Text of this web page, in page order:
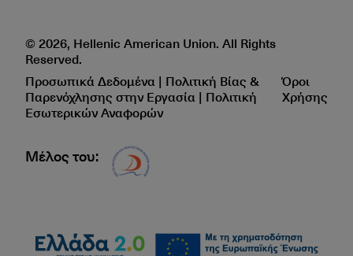
© 2026, Hellenic American Union. All Rights
Reserved.
Προσωπικά Δεδομένα | Πολιτική Βίας &
Παρενόχλησης στην Εργασία | Πολιτική
Εσωτερικών Αναφορών
Όροι
Χρήσης
Μέλος του: